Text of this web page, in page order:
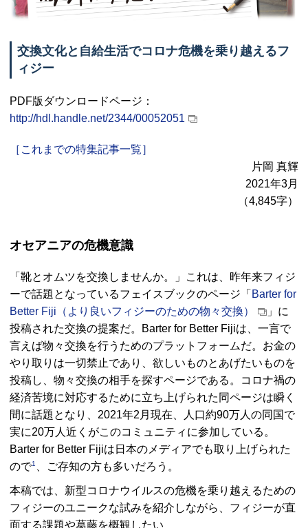
交換文化と自給生活でコロナ危機を乗り越えるフ
ィジー
PDF版ダウンロードページ：
http://hdl.handle.net/2344/00052051
［これまでの特集記事一覧］
片岡 真輝
2021年3月
（4,845字）
オセアニアの危機意識
「靴とオムツを交換しませんか。」これは、昨年来フィジ
ーで話題となっているフェイスブックのページ「 Barter for
Better Fiji （より良いフィジーのための物々交換）
」に
投稿された交換の提案だ。
Barter for Better Fijiは、一言で
言えば物々交換を行うためのプラットフォームだ。お金の
やり取りは一切禁止であり、欲しいものとあげたいものを
投稿し、物々交換の相手を探すページである。コロナ禍の
経済苦境に対応するために立ち上げられた同ページは瞬く
間に話題となり、2021年2月現在、人口約90万人の同国で
実に20万人近くがこのコミュニティに参加している。
Barter for Better Fijiは日本のメディアでも取り上げられた
ので1 、ご存知の方も多いだろう。
本稿では、新型コロナウイルスの危機を乗り越えるための
フィジーのユニークな試みを紹介しながら、フィジーが直
面する課題や葛藤を概観したい